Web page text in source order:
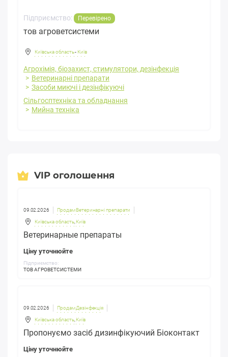
Підприємство: Перевірено
тов агроветсистеми
Київська область- Київ
Агрохімія, біозахист, стимулятори, дезінфекція
Ветеринарні препарати
Засоби миючі і дезінфікуючі
Сільгосптехніка та обладнання
Мийна техніка
VIP оголошення
09.02.2026 Продам Ветеринарні препарати
Київська область, Київ
Ветеринарные препараты
Ціну уточнюйте
Підприємство:
ТОВ АГРОВЕТСИСТЕМИ
09.02.2026 Продам Дезінфекція
Київська область, Київ
Пропонуємо засіб дизинфікуючий Біоконтакт
Ціну уточнюйте